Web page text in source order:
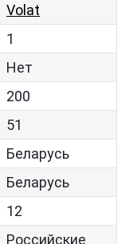
Volat
1
Нет
200
51
Беларусь
Беларусь
12
Российские